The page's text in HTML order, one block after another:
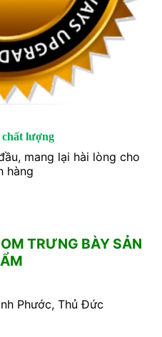
chất lượng
mang lại hài lòng cho
hàng
TRƯNG BÀY SẢN
Phước, Thủ Đức